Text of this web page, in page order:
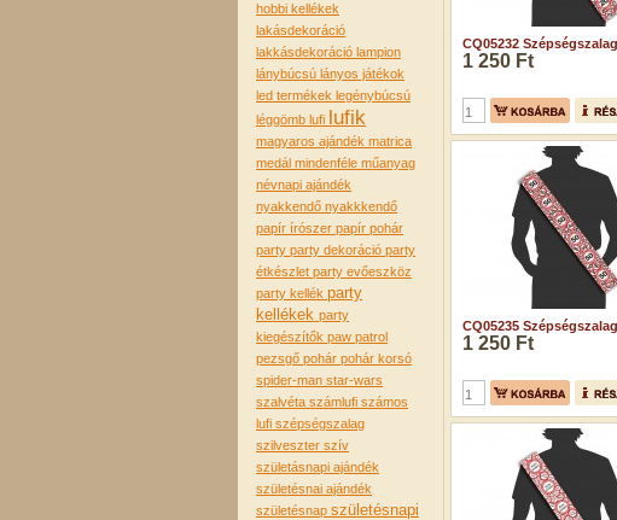
hobbi kellékek
lakásdekoráció
lakkásdekoráció lampion
lánybúcsú lányos játékok
led termékek legénybúcsú
léggömb lufi lufik
magyaros ajándék matrica
medál mindenféle műanyag
névnapi ajándék
nyakkendő nyakkkendő
papír írószer papír pohár
party party dekoráció party
étkészlet party evőeszköz
party kellék party
kellékek party
kiegészítők paw patrol
pezsgő pohár pohár korsó
spider-man star-wars
szalvéta számlufi számos
lufi szépségszalag
szilveszter szív
születásnapi ajándék
születésnai ajándék
születésnap születésnapi
CQ05232
1 250 Ft
CQ05235
1 250 Ft